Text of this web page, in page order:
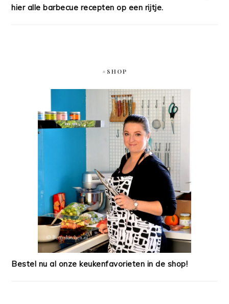
hier alle barbecue recepten op een rijtje.
#SHOP
Bestel nu al onze keukenfavorieten in de shop!